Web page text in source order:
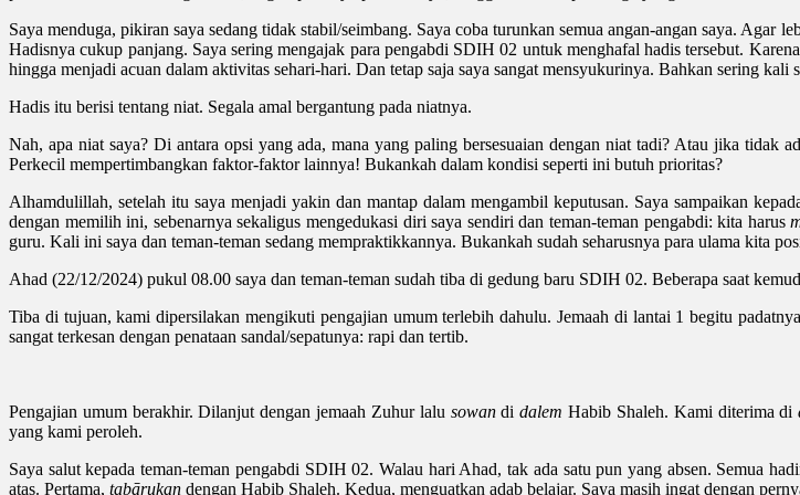
Saya menduga, pikiran saya sedang tidak stabil/seimbang. Saya coba turunkan semua angan-angan saya. Agar
Hadisnya cukup panjang. Saya sering mengajak para pengabdi SDIH 02 untuk menghafal hadis tersebut.
hingga menjadi acuan dalam aktivitas sehari-hari. Dan tetap saja saya sangat mensyukurinya. Bahkan sering
Hadis itu berisi tentang niat. Segala amal bergantung pada niatnya.
Nah, apa niat saya? Di antara opsi yang ada, mana yang paling bersesuaian dengan niat tadi? Atau jika tidak
Perkecil mempertimbangkan faktor-faktor lainnya! Bukankah dalam kondisi seperti ini butuh prioritas?
Alhamdulillah, setelah itu saya menjadi yakin dan mantap dalam mengambil keputusan. Saya sampaikan
dengan memilih ini, sebenarnya sekaligus mengedukasi diri saya sendiri dan teman-teman pengabdi: kita harus
guru. Kali ini saya dan teman-teman sedang mempraktikkannya. Bukankah sudah seharusnya para ulama kita
Ahad (22/12/2024) pukul 08.00 saya dan teman-teman sudah tiba di gedung baru SDIH 02. Beberapa saat
Tiba di tujuan, kami dipersilakan mengikuti pengajian umum terlebih dahulu. Jemaah di lantai 1 begitu
sangat terkesan dengan penataan sandal/sepatunya: rapi dan tertib.
Pengajian umum berakhir. Dilanjut dengan jemaah Zuhur lalu sowandidalem Habib Shaleh. Kami diterima di
yang kami peroleh.
Saya salut kepada teman-teman pengabdi SDIH 02. Walau hari Ahad, tak ada satu pun yang absen. Semua
atas. Pertama, tabārukan dengan Habib Shaleh. Kedua, menguatkan adab belajar. Saya masih ingat dengan